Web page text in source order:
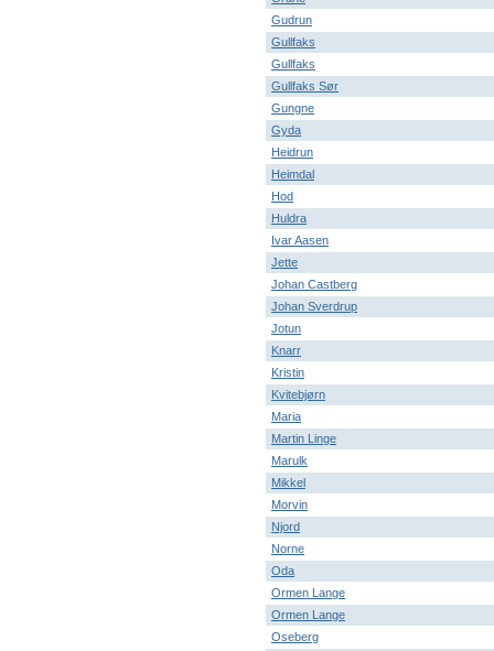
Gudrun
Gullfaks
Gullfaks
Gullfaks Sør
Gungne
Gyda
Heidrun
Heimdal
Hod
Huldra
Ivar Aasen
Jette
Johan Castberg
Johan Sverdrup
Jotun
Knarr
Kristin
Kvitebjørn
Maria
Martin Linge
Marulk
Mikkel
Morvin
Njord
Norne
Oda
Ormen Lange
Ormen Lange
Oseberg